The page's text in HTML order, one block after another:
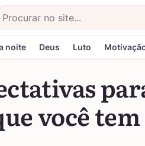
noite Deus Luto
você tem